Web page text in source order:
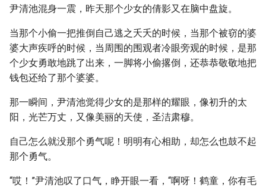
尹清池混身一震，昨天那个少女的倩影又在脑中盘旋。
当那个小偷一把推倒自己逃之夭夭的时候，当那个被窃的婆
婆大声疾呼的时候，当周围的围观者冷眼旁观的时候，是那
个少女勇敢地跳了出来，一脚将小偷撂倒，还恭恭敬敬地把
钱包还给了那个婆婆。
那一瞬间，尹清池觉得少女的是那样的耀眼，像初升的太
阳，光芒万丈，又像美丽的天使，圣洁肃穆。
自己怎么就没那个勇气呢！明明有心相助，却怎么也鼓不起
那个勇气。
“哎！”尹清池叹了口气，睁开眼一看，“啊呀！鹤童，你有毛